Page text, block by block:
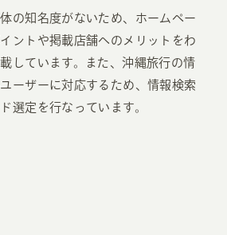
の知名度がないため、ホームペー
ントや掲載店舗へのメリットをわ
しています。また、沖縄旅行の情
ーザーに対応するため、情報検索
選定を行なっています。